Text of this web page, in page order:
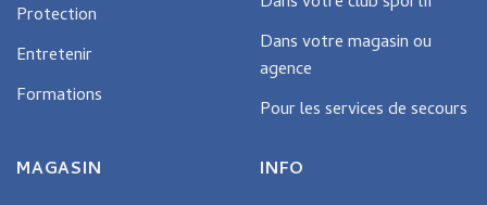
Protection
Entretenir
Formations
Dans votre magasin ou
agence
Pour les services de secours
MAGASIN INFO